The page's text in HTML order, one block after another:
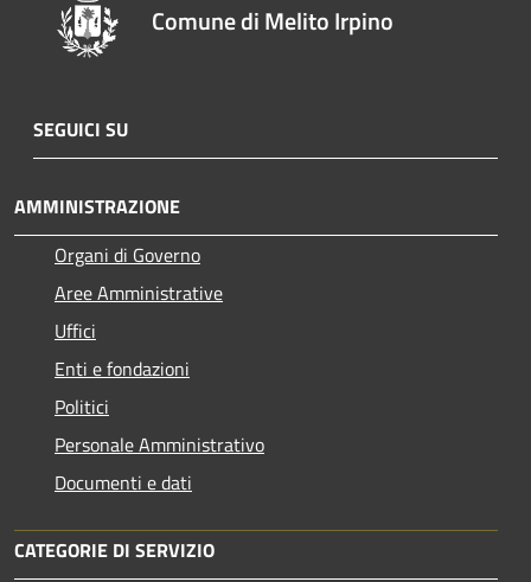
Comune di Melito Irpino
SEGUICI SU
AMMINISTRAZIONE
Organi di Governo
Aree Amministrative
Uffici
Enti e fondazioni
Politici
Personale Amministrativo
Documenti e dati
CATEGORIE DI SERVIZIO